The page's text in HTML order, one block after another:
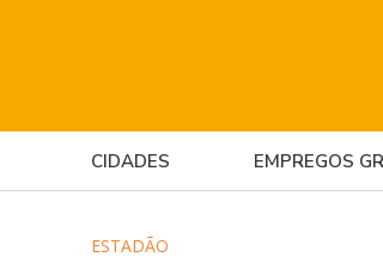
CIDADES EMPREGOS
ESTADÃO